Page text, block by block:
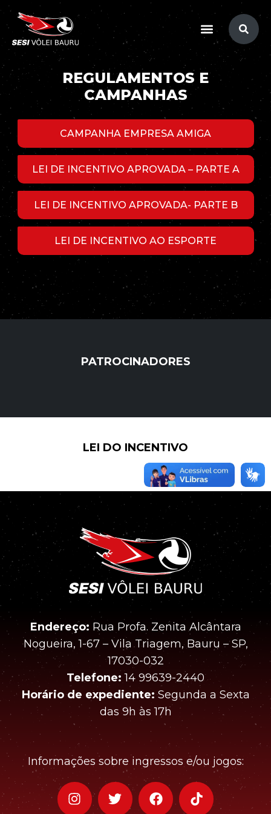
REGULAMENTOS E
CAMPANHAS
CAMPANHA EMPRESA AMIGA
LEI DE INCENTIVO APROVADA – PARTE A
LEI DE INCENTIVO APROVADA- PARTE B
LEI DE INCENTIVO AO ESPORTE
PATROCINADORES
LEI DO INCENTIVO
Endereço: Rua Profa. Zenita Alcântara
Nogueira, 1-67 – Vila Triagem, Bauru – SP,
17030-032
Telefone: 14 99639-2440
Horário de expediente:Segunda a Sexta
das 9h às 17h
Informações sobre ingressos e/ou jogos: